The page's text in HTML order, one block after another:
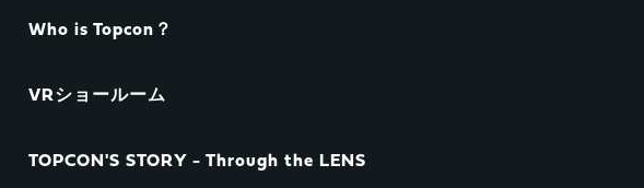
Who is Topcon？
VRショールーム
TOPCON'S STORY - Through the LENS